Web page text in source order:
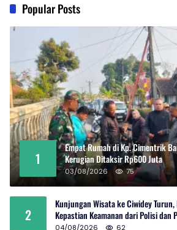
Popular Posts
1
Empat Rumah di Kp. Cimentrik
Kerugian Ditaksir Rp600 Juta
03/08/2026 75
2
Kunjungan Wisata ke Ciwidey
Kepastian Keamanan dari Polisi dan
04/08/2026 62